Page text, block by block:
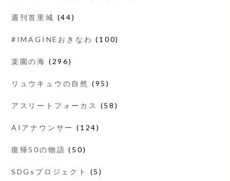
週刊首里城 (44)
#IMAGINEおきなわ (100)
楽園の海 (296)
リュウキュウの自然 (95)
アスリートフォーカス (58)
AIアナウンサー (124)
復帰50の物語 (50)
SDGsプロジェクト (5)